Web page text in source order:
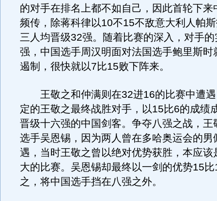
的对手在排名上都不如自己，因此首轮下来
频传，除蒋科律以10不15不敌意大利人帕
三人均晋级32强。随着比赛的深入，对手
强，中国选手周汉明面对法国选手鲍里斯时
遏制，很快就以7比15败下阵来。
王敬之和仲满则在32进16的比赛中遭遇
定的王敬之最终战胜对手，以15比6的成绩
晋级十六强的中国剑客。争夺八强之战，王
选手吴恩锡，因为两人曾在多哈奥运会的男
遇，当时王敬之曾以绝对优势获胜，本应该
大的比赛。吴恩锡却最终以一剑的优势15
之，将中国选手挡在八强之外。